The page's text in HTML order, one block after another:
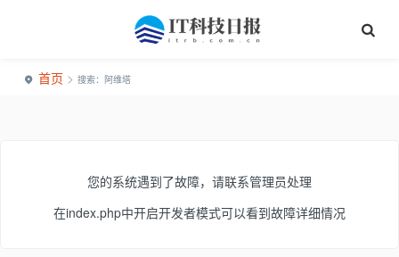
首页 > 搜索：阿维塔
您的系统遇到了故障，请联系管理员处理
在index.php中开启开发者模式可以看到故障详细情况